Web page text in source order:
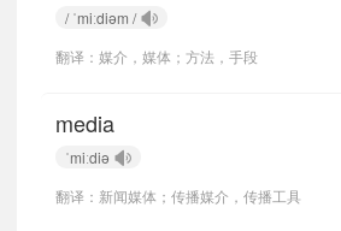
/ ˈmiːdiəm /
翻译：媒介，媒体；方法，手段
media
ˈmiːdiə
翻译：新闻媒体；传播媒介，传播工具